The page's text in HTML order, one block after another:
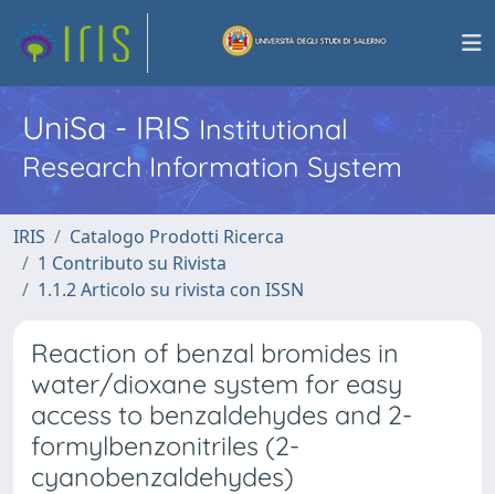
UniSa - IRISInstitutional
Research Information System
IRIS
Catalogo Prodotti Ricerca
1 Contributo su Rivista
1.1.2 Articolo su rivista con ISSN
Reaction of benzal bromides in
water/dioxane system for easy
access to benzaldehydes and 2-
formylbenzonitriles (2-
cyanobenzaldehydes)